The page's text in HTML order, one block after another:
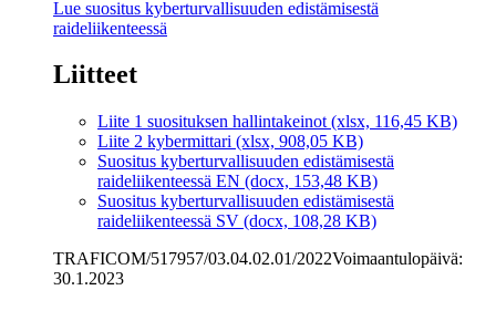
Lue suositus kyberturvallisuuden edistämisestä
raideliikenteessä
Liitteet
Liite 1 suosituksen hallintakeinot (xlsx, 116,45 KB)
Liite 2 kybermittari (xlsx, 908,05 KB)
Suositus kyberturvallisuuden edistämisestä
raideliikenteessä EN (docx, 153,48 KB)
Suositus kyberturvallisuuden edistämisestä
raideliikenteessä SV (docx, 108,28 KB)
TRAFICOM/517957/03.04.02.01/2022Voimaantulopäivä:
30.1.2023